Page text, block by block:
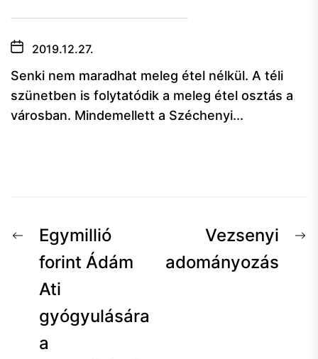
2019.12.27.
Senki nem maradhat meleg étel nélkül. A téli
szünetben is folytatódik a meleg étel osztás a
városban. Mindemellett a Széchenyi...
Bejegyzés
navigáció
ElőzőEgymillió
forint Ádám
Ati
gyógyulására
a
Vezsenyi
adományozás